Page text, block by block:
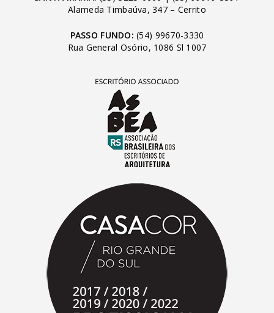
Alameda Timbaúva, 347 – Cerrito
PASSO FUNDO: (54) 99670-3330
Rua General Osório, 1086 Sl 1007